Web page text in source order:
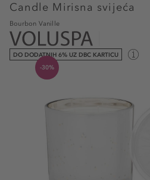
Candle Mirisna svijeća
Bourbon Vanille
DO DODATNIH 6% UZ DBC KARTICU
-30%